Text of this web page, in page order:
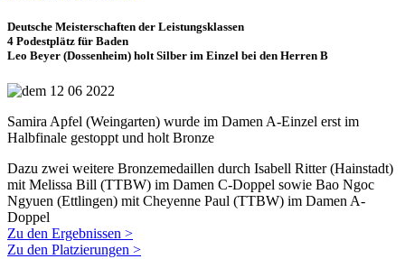
Deutsche Meisterschaften der Leistungsklassen
4 Podestplätz für Baden
Leo Beyer (Dossenheim) holt Silber im Einzel bei den Herren B
Samira Apfel (Weingarten) wurde im Damen A-Einzel erst im
Halbfinale gestoppt und holt Bronze
Dazu zwei weitere Bronzemedaillen durch Isabell Ritter (Hainstadt)
mit Melissa Bill (TTBW) im Damen C-Doppel sowie Bao Ngoc
Ngyuen (Ettlingen) mit Cheyenne Paul (TTBW) im Damen A-
Doppel
Zu den Ergebnissen >
Zu den Platzierungen >